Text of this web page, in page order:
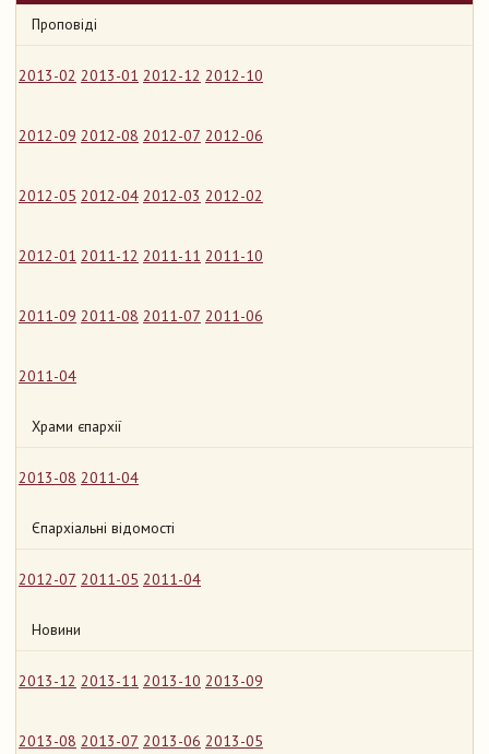
Проповіді
2013-02 2013-01 2012-12 2012-10
2012-09 2012-08 2012-07 2012-06
2012-05 2012-04 2012-03 2012-02
2012-01 2011-12 2011-11 2011-10
2011-09 2011-08 2011-07 2011-06
2011-04
Храми єпархії
2013-08 2011-04
Єпархіальні відомості
2012-07 2011-05 2011-04
Новини
2013-12 2013-11 2013-10 2013-09
2013-08 2013-07 2013-06 2013-05